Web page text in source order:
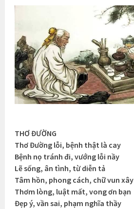
THƠ ĐƯỜNG
Thơ Đường lỗi, bệnh thật là cay
Bệnh nọ tránh đi, vướng lỗi nầy
Lẽ sống, ân tình, từ diễn tả
Tâm hồn, phong cách, chữ vun xây
Thơm lòng, luật mất, vong ơn bạn
Đẹp ý, vần sai, phạm nghĩa thầy